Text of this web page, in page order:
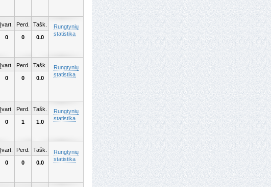
Įvart.
0
Perd.
0
Tašk.
0.0
Rungtynių
statistika
Įvart.
0
Perd.
0
Tašk.
0.0
Rungtynių
statistika
Įvart.
0
Perd.
1
Tašk.
1.0
Rungtynių
statistika
Įvart.
0
Perd.
0
Tašk.
0.0
Rungtynių
statistika